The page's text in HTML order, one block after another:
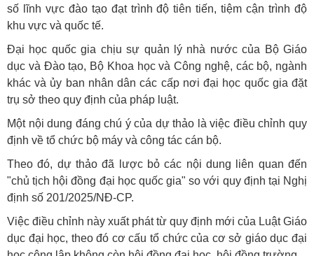
số lĩnh vực đào tạo đạt trình độ tiên tiến, tiệm cận trình độ
khu vực và quốc tế.
Đại học quốc gia chịu sự quản lý nhà nước của Bộ Giáo
dục và Đào tạo, Bộ Khoa học và Công nghệ, các bộ, ngành
khác và ủy ban nhân dân các cấp nơi đại học quốc gia đặt
trụ sở theo quy định của pháp luật.
Một nội dung đáng chú ý của dự thảo là việc điều chỉnh quy
định về tổ chức bộ máy và công tác cán bộ.
Theo đó, dự thảo đã lược bỏ các nội dung liên quan đến
"chủ tịch hội đồng đại học quốc gia" so với quy định tại Nghị
định số 201/2025/NĐ-CP.
Việc điều chỉnh này xuất phát từ quy định mới của Luật Giáo
dục đại học, theo đó cơ cấu tổ chức của cơ sở giáo dục đại